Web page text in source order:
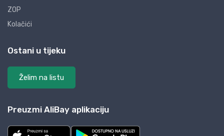
ZOP
Kolačići
Ostani u tijeku
Želim na listu
Preuzmi AliBay aplikaciju